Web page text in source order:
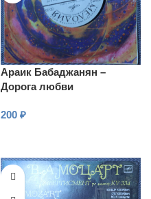
Араик Бабаджанян –
Дорога любви
200 ₽